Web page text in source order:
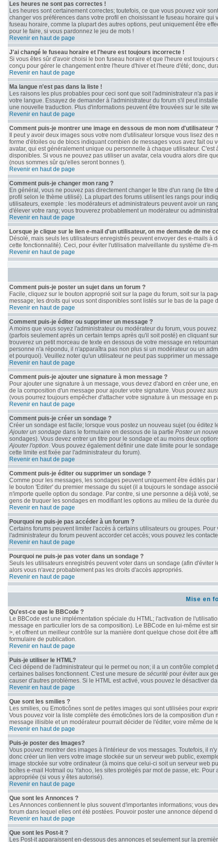
Les heures ne sont pas correctes !
Les heures sont certainement correctes; toutefois, ce que vous pouvez voir
changer vos préférences dans votre profil en choisissant le fuseau horaire
fuseau horaire, comme la plupart des autres options, peut uniquement être
pour le faire, si vous pardonnez le jeu de mots !
Revenir en haut de page
J'ai changé le fuseau horaire et l'heure est toujours incorrecte !
Si vous êtes sûr d'avoir choisi le bon fuseau horaire et que l'heure est
conçu pour gérer le changement entre l'heure d'hiver et l'heure d'été; donc,
Revenir en haut de page
Ma langue n'est pas dans la liste !
Les raisons les plus probables pour ceci sont que soit l'administrateur n'a
votre langue. Essayez de demander à l'administrateur du forum s'il peut
une nouvelle traduction. Plus d'informations peuvent être trouvées sur le site
Revenir en haut de page
Comment puis-je montrer une image en dessous de mon nom d'utilisateur ?
Il peut y avoir deux images sous votre nom d'utilisateur lorsque vous lisez
forme d'étoiles ou de blocs indiquant combien de messages vous avez fait
avatar, qui est généralement unique ou personnelle à chaque utilisateur.
disponibles. Si vous ne pouvez pas utiliser un avatar, cela voudra alors dire
(nous sommes sûr qu'elles seront bonnes !).
Revenir en haut de page
Comment puis-je changer mon rang ?
En général, vous ne pouvez pas directement changer le titre d'un rang (le
profil selon le thème utilisé). La plupart des forums utilisent les rangs pour
utilisateurs, exemple : les modérateurs et administrateurs peuvent avoir un
d'élever votre rang; vous trouverez probablement un modérateur ou
Revenir en haut de page
Lorsque je clique sur le lien e-mail d'un utilisateur, on me demande de me
Désolé, mais seuls les utilisateurs enregistrés peuvent envoyer des e-mails
cette fonctionnalité). Ceci, pour éviter l'utilisation malveillante du système d'e-
Revenir en haut de page
Comment puis-je poster un sujet dans un forum ?
Facile, cliquez sur le bouton approprié soit sur la page du forum, soit sur la
message; les droits qui vous sont disponibles sont listés sur le bas de la page
Revenir en haut de page
Comment puis-je éditer ou supprimer un message ?
A moins que vous soyez l'administrateur ou modérateur du forum, vous
(parfois seulement après un certain temps après qu'il soit posté) en cliquant
trouverez un petit morceau de texte en dessous de votre message en
personne n'a répondu, il n'apparaîtra pas non plus si un modérateur ou un
et pourquoi). Veuillez noter qu'un utilisateur ne peut pas supprimer un
Revenir en haut de page
Comment puis-je ajouter une signature à mon message ?
Pour ajouter une signature à un message, vous devez d'abord en créer une,
de la composition d'un message pour ajouter votre signature. Vous pouvez
(vous pourrez toujours empêcher d'attacher votre signature à un message en
Revenir en haut de page
Comment puis-je créer un sondage ?
Créer un sondage est facile; lorsque vous postez un nouveau sujet (ou
Ajouter un sondage dans le formulaire en dessous de la partie Poster un
sondages). Vous devez entrer un titre pour le sondage et au moins deux
Ajouter l'option. Vous pouvez également définir une date limite pour le
cette limite est fixée par l'administrateur du forum).
Revenir en haut de page
Comment puis-je éditer ou supprimer un sondage ?
Comme pour les messages, les sondages peuvent uniquement être édités
le bouton 'Editer' du premier message du sujet (il a toujours le sondage
n'importe quelle option du sondage. Par contre, si une personne a déjà voté,
gens de truquer les sondages en modifiant les options au milieu de la durée
Revenir en haut de page
Pourquoi ne puis-je pas accéder à un forum ?
Certains forums peuvent limiter l'accès à certains utilisateurs ou groupes.
l'administrateur du forum peuvent accorder cet accès; vous pouvez les
Revenir en haut de page
Pourquoi ne puis-je pas voter dans un sondage ?
Seuls les utilisateurs enregistrés peuvent voter dans un sondage (afin
alors vous n'avez probablement pas les droits d'accès appropriés.
Revenir en haut de page
Mise en
Qu'est-ce que le BBCode ?
Le BBCode est une implémentation spéciale du HTML; l'activation de
message en particulier lors de sa composition). Le BBCode en lui-même est
>, et offrent un meilleur contrôle sur la manière dont quelque chose doit être
formulaire de publication.
Revenir en haut de page
Puis-je utiliser le HTML?
Ceci dépend de l'administrateur qui le permet ou non; il a un contrôle
certaines balises fonctionnent. C'est une mesure de sécurité pour éviter aux
causer d'autres problèmes. Si le HTML est activé, vous pouvez le désactiver
Revenir en haut de page
Que sont les smilies ?
Les smilies, ou Emoticônes sont de petites images qui sont utilisées pour
Vous pouvez voir la liste complète des émoticônes lors de la composition
message illisible et un modérateur pourrait décider de l'éditer, voire même de
Revenir en haut de page
Puis-je poster des Images?
Vous pouvez montrer des images à l'intérieur de vos messages. Toutefois, il
donc créer un lien vers votre image stockée sur un serveur web public,
image stockée sur votre ordinateur (à moins que celui-ci soit un serveur web
boîtes e-mail Hotmail ou Yahoo, les sites protégés par mot de passe, etc.
appropriée (si vous y êtes autorisé).
Revenir en haut de page
Que sont les Annonces ?
Les Annonces contiennent le plus souvent d'importantes informations; vous
forum dans lequel elles ont été postées. Pouvoir poster une annonce dépend
Revenir en haut de page
Que sont les Post-it ?
Les Post-it apparaissent en-dessous des annonces et seulement sur la